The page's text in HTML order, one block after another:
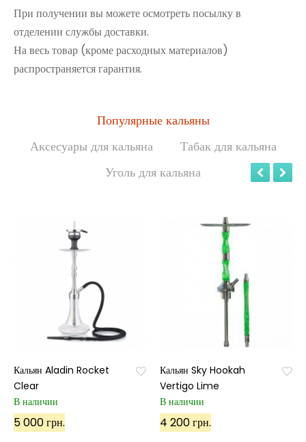
При получении вы можете осмотреть посылку в
отделении службы доставки.
На весь товар (кроме расходных материалов)
распространяется гарантия.
Популярные кальяны
Аксесуары для кальяна
Табак для кальяна
Уголь для кальяна
Кальян Aladin Rocket
Clear
В наличии
5 000 грн.
Кальян Sky Hookah
Vertigo Lime
В наличии
4 200 грн.